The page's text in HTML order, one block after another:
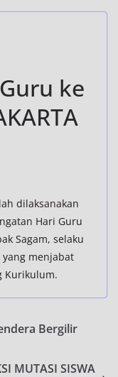
ke
dilaksanakan
Hari Guru
Sagam, selaku
yang menjabat
Kurikulum.
Bergilir
MUTASI SISWA